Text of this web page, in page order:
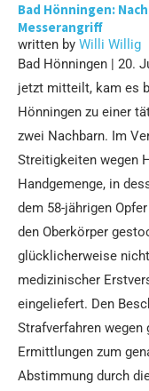
Bad Hönningen:
Messerangriff
written by Willi Willig
Bad Hönningen | 20.
jetzt mitteilt, kam es
Hönningen zu einer
zwei Nachbarn. Im
Streitigkeiten wegen
Handgemenge, in
dem 58-jährigen
den Oberkörper
glücklicherweise
medizinischer
eingeliefert. Den
Strafverfahren wegen
Ermittlungen zum
Abstimmung durch